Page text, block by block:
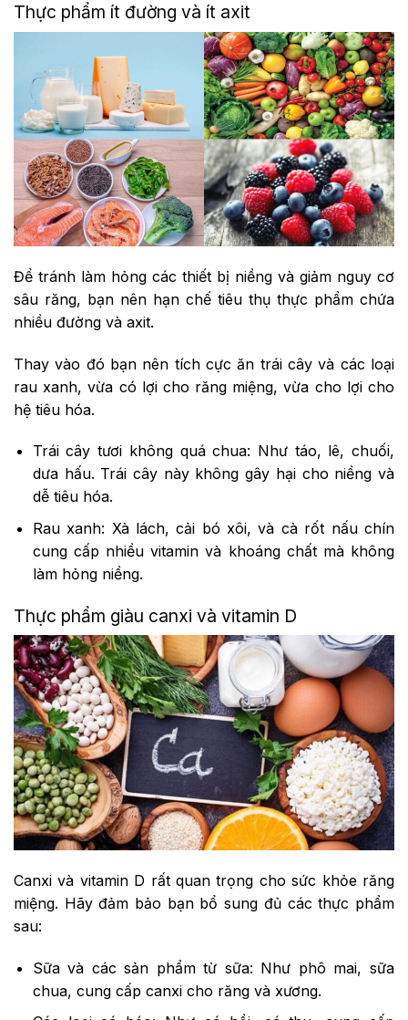
Thực phẩm ít đường và ít axit
Để tránh làm hỏng các thiết bị niềng và giảm nguy cơ
sâu răng, bạn nên hạn chế tiêu thụ thực phẩm chứa
nhiều đường và axit.
Thay vào đó bạn nên tích cực ăn trái cây và các loại
rau xanh, vừa có lợi cho răng miệng, vừa cho lợi cho
hệ tiêu hóa.
Trái cây tươi không quá chua: Như táo, lê, chuối,
dưa hấu. Trái cây này không gây hại cho niềng và
dễ tiêu hóa.
Rau xanh: Xà lách, cải bó xôi, và cà rốt nấu chín
cung cấp nhiều vitamin và khoáng chất mà không
làm hỏng niềng.
Thực phẩm giàu canxi và vitamin D
Canxi và vitamin D rất quan trọng cho sức khỏe răng
miệng. Hãy đảm bảo bạn bổ sung đủ các thực phẩm
sau:
Sữa và các sản phẩm từ sữa: Như phô mai, sữa
chua, cung cấp canxi cho răng và xương.